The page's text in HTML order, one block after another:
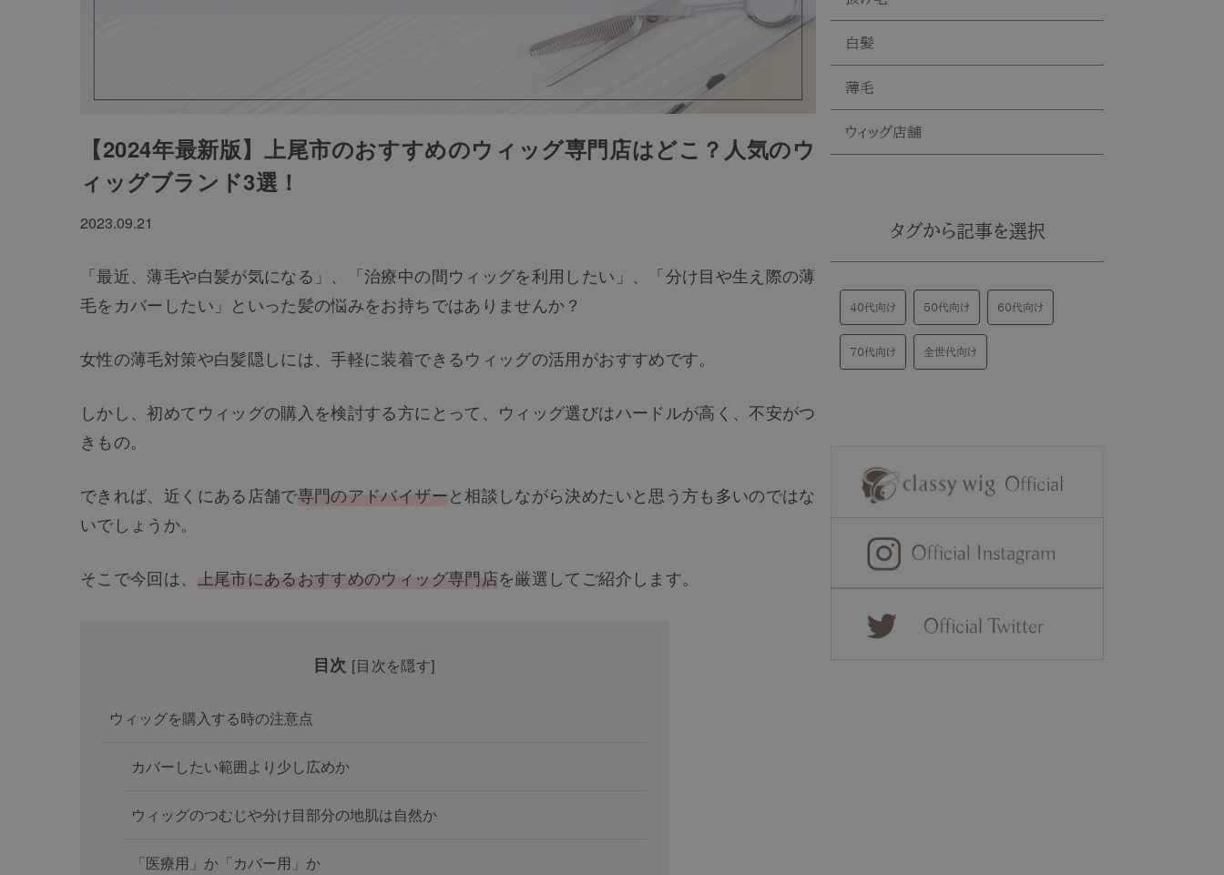
【2024年最新版】上尾市のおすすめのウィッグ専門店はどこ？人気のウ
ィッグブランド3選！
2023.09.21
「最近、薄毛や白髪が気になる」、「治療中の間ウィッグを利用したい」、「分け目や生え際の薄
毛をカバーしたい」といった髪の悩みをお持ちではありませんか？
女性の薄毛対策や白髪隠しには、手軽に装着できるウィッグの活用がおすすめです。
しかし、初めてウィッグの購入を検討する方にとって、ウィッグ選びはハードルが高く、不安がつ
きもの。
できれば、近くにある店舗で専門のアドバイザーと相談しながら決めたいと思う方も多いのではな
いでしょうか。
そこで今回は、 上尾市にあるおすすめのウィッグ専門店を厳選してご紹介します。
目次 [目次を隠す]
ウィッグを購入する時の注意点
カバーしたい範囲より少し広めか
ウィッグのつむじや分け目部分の地肌は自然か
「医療用」か「カバー用」か
白髪
薄毛
ウィッグ店舗
タグから記事を選択
40代向け 50代向け 60代向け
70代向け 全世代向け